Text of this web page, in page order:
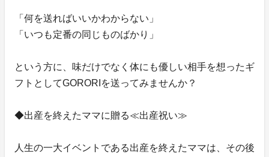
「何を送ればいいかわからない」
「いつも定番の同じものばかり」
という方に、味だけでなく体にも優しい相手を想ったギ
フトとしてGORORIを送ってみませんか？
◆出産を終えたママに贈る≪出産祝い≫
人生の一大イベントである出産を終えたママは、その後